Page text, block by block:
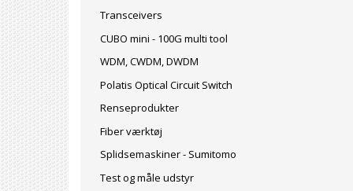
Transceivers
CUBO mini - 100G multi tool
WDM, CWDM, DWDM
Polatis Optical Circuit Switch
Renseprodukter
Fiber værktøj
Splidsemaskiner - Sumitomo
Test og måle udstyr